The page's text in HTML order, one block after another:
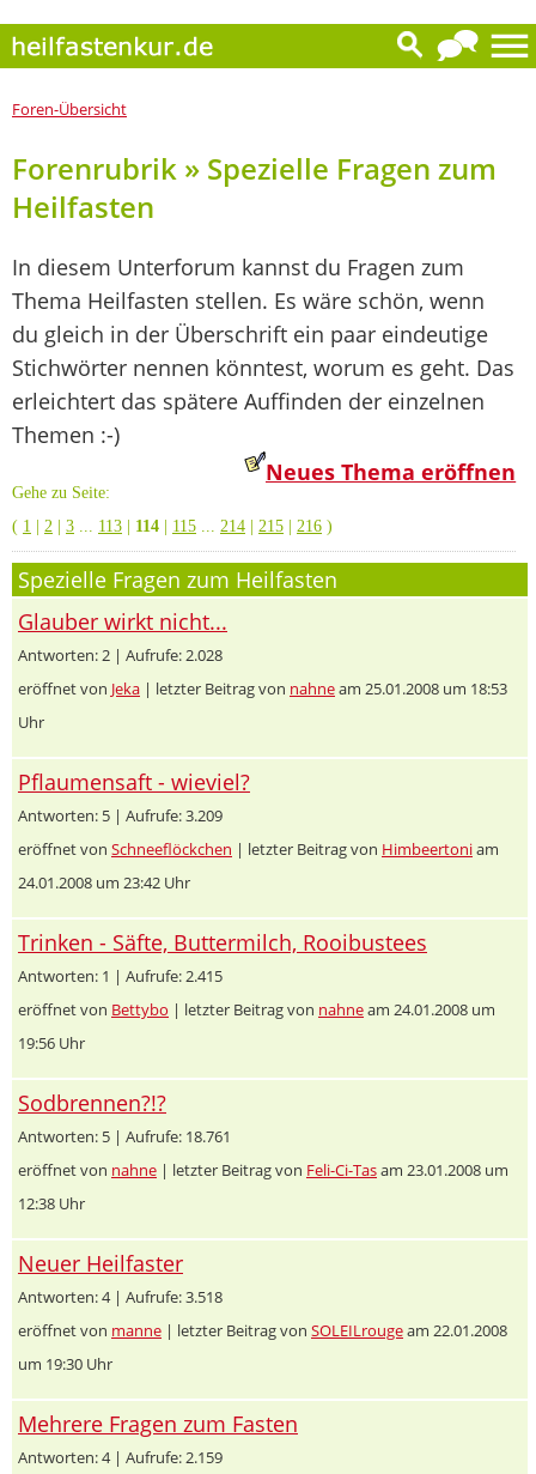
Foren-Übersicht
Forenrubrik » Spezielle Fragen zum
Heilfasten
In diesem Unterforum kannst du Fragen zum
Thema Heilfasten stellen. Es wäre schön, wenn
du gleich in der Überschrift ein paar eindeutige
Stichwörter nennen könntest, worum es geht. Das
erleichtert das spätere Auffinden der einzelnen
Themen :-)
Neues Thema eröffnen
Gehe zu Seite:
( 1 2 3 113 114 115 214 215 216 )
Spezielle Fragen zum Heilfasten
Glauber wirkt nicht...
Antworten: 2 | Aufrufe: 2.028
eröffnet von Jeka | letzter Beitrag von nahneam 25.01.2008 um 18:53
Uhr
Pflaumensaft - wieviel?
Antworten: 5 | Aufrufe: 3.209
eröffnet von Schneeflöckchen | letzter Beitrag von Himbeertoniam
24.01.2008 um 23:42 Uhr
Trinken - Säfte, Buttermilch, Rooibustees
Antworten: 1 | Aufrufe: 2.415
eröffnet von Bettybo | letzter Beitrag von nahneam 24.01.2008 um
19:56 Uhr
Sodbrennen?!?
Antworten: 5 | Aufrufe: 18.761
eröffnet von nahne | letzter Beitrag von Feli-Ci-Tasam 23.01.2008 um
12:38 Uhr
Neuer Heilfaster
Antworten: 4 | Aufrufe: 3.518
eröffnet von manne | letzter Beitrag von SOLEILrougeam 22.01.2008
um 19:30 Uhr
Mehrere Fragen zum Fasten
Antworten: 4 | Aufrufe: 2.159